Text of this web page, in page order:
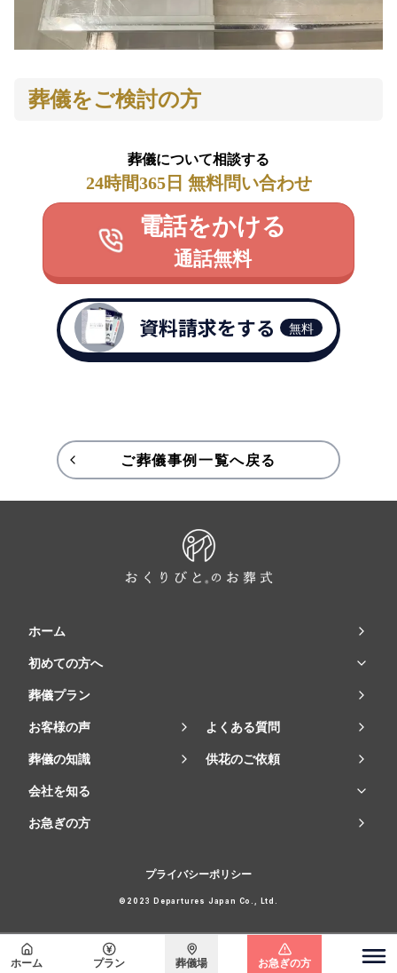
会員登録で
最大15万円割引
ホーム プラン 葬儀場 お急ぎの方
葬儀をご検討の方
葬儀について相談する
24時間365日 無料問い合わせ
電話をかける
通話無料
資料請求をする 無料
ご葬儀事例一覧へ戻る
ホーム
初めての方へ
葬儀プラン
お客様の声 よくある質問
葬儀の知識 供花のご依頼
会社を知る
お急ぎの方
プライバシーポリシー
©2023 Departures Japan Co., Ltd.